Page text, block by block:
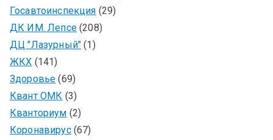
Госавтоинспекция (29)
ДК ИМ. Лепсе(208)
ДЦ "Лазурный" (1)
ЖКХ (141)
Здоровье (69)
Квант ОМК (3)
Кванториум (2)
Коронавирус(67)